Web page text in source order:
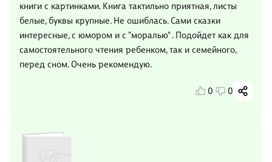
книги с картинками. Книга тактильно приятная, листы
белые, буквы крупные. Не ошиблась. Сами сказки
интересные, с юмором и с "моралью" . Подойдет как для
самостоятельного чтения ребенком, так и семейного,
перед сном. Очень рекомендую.
0 0